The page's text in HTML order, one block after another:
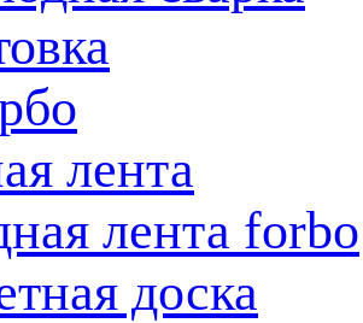
лента
лента forbo
доска